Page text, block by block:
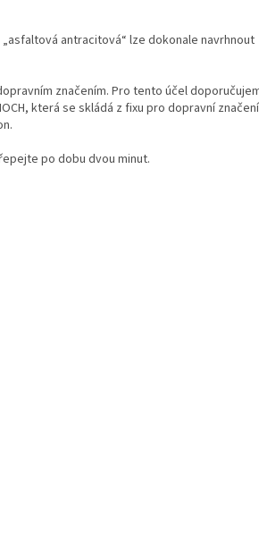
antracitová“ lze dokonale navrhnout
značením. Pro tento účel
která se skládá z fixu pro dopravní
po dobu dvou minut.